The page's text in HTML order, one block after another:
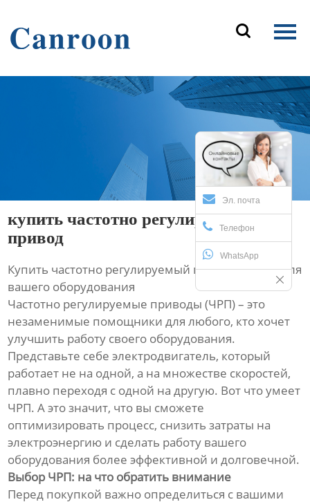

Продукция
Эл. почта
Телефон
WhatsApp
купить частотно регулируемый
привод
Купить частотно регулируемый привод: выбор для
вашего оборудования
Частотно регулируемые приводы (ЧРП) – это
незаменимые помощники для любого, кто хочет
улучшить работу своего оборудования.
Представьте себе электродвигатель, который
работает не на одной, а на множестве скоростей,
плавно переходя с одной на другую. Вот что умеет
ЧРП. А это значит, что вы сможете
оптимизировать процесс, снизить затраты на
электроэнергию и сделать работу вашего
оборудования более эффективной и долговечной.
Выбор ЧРП: на что обратить внимание
Перед покупкой важно определиться с вашими